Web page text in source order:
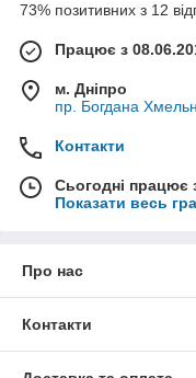
73% позитивних з 12
Працює з
м. Дніпро
пр. Богдана
Контакти
Сьогодні працює
Показати весь
Про нас
Контакти